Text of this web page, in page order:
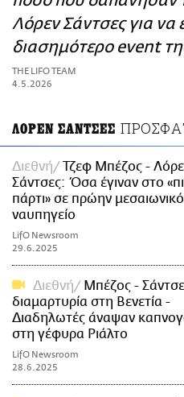
ΑΜΠΑ
PRINT
Λόρεν Σάντσες για να
διασημότερο event
THE LIFO TEAM
4.5.2026
ΛΟΡΕΝ ΣΑΝΤΣΕΣ
Διεθνή
Τζεφ Μπέζος -
Σάντσες: Όσα έγιναν στο
πάρτι» σε πρώην μεσαιωνικό
ναυπηγείο
LifO Newsroom
29.6.2025
Διεθνή
Μπέζος -
διαμαρτυρία στη Βενετία -
Διαδηλωτές άναψαν
στη γέφυρα Ριάλτο
LifO Newsroom
28.6.2025